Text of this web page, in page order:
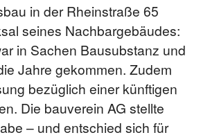
in der Rheinstraße 65
seines Nachbargebäudes:
in Sachen Bau­substanz und
Jahre gekommen. Zudem
bezüglich einer künftigen
Die bauverein AG stellte
– und entschied sich für